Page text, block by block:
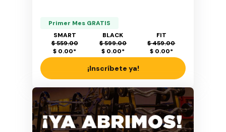
Primer Mes GRATIS
SMART
$ 559.00
$ 0.00*
BLACK
$ 599.00
$ 0.00*
FIT
$ 459.00
$ 0.00*
¡Inscríbete ya!